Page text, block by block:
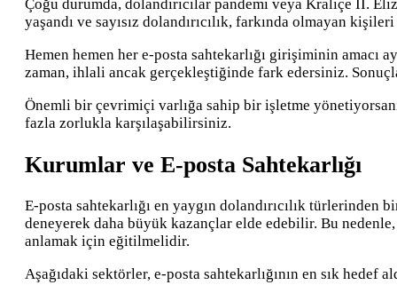
Çoğu durumda, dolandırıcılar pandemi veya Kraliçe II.
yaşandı ve sayısız dolandırıcılık, farkında olmayan
Hemen hemen her e-posta sahtekarlığı girişiminin amacı
zaman, ihlali ancak gerçekleştiğinde fark edersiniz.
Önemli bir çevrimiçi varlığa sahip bir işletme
fazla zorlukla karşılaşabilirsiniz.
Kurumlar ve E-posta Sahtekarlığı
E-posta sahtekarlığı en yaygın dolandırıcılık
deneyerek daha büyük kazançlar elde edebilir. Bu
anlamak için eğitilmelidir.
Aşağıdaki sektörler, e-posta sahtekarlığının en sık hedef